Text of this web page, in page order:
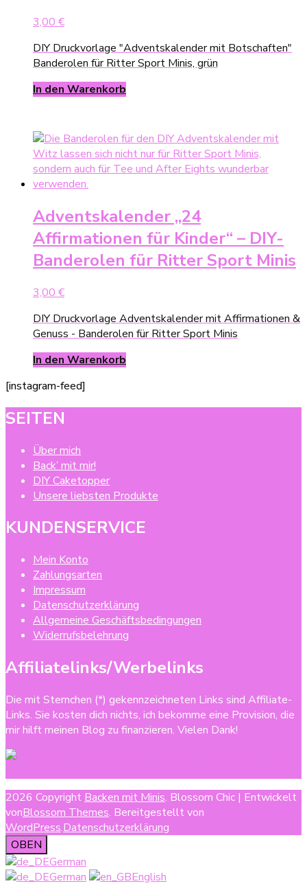
3,00 €
DIY Druckvorlage "Adventskalender mit Botschaften"
Banderolen für Ritter Sport Minis, grün
In den Warenkorb
Adventskalender „24
Affirmationen für Kinder“ – DIY-
Banderolen für Ritter Sport Minis
3,00 €
DIY Druckvorlage Adventskalender mit Affirmationen &
Genuss - Banderolen für Ritter Sport Minis
In den Warenkorb
[instagram-feed]
SEITEN
Über mich
Back’ mit mir!
DIY Caketopper
Unsere liebsten Produkte
KUNDENSERVICE
Mein Konto
Zahlungsarten
Impressum
Datenschutzerklärung
Allgemeine Geschäftsbedingungen
Widerrufsbelehrung
Affiliatelinks/Werbelinks
Die mit Sternchen (*) gekennzeichneten Links sind Affiliate-
Links. Sie kosten dich nichts, ich bekomme eine Provision, die
mir hilft meinen Blog zu finanzieren. Vielen Dank!
2026 Copyright Backen mit Minis. Blossom Chic | Entwickelt
vonBlossom Themes. Bereitgestellt von
WordPress.Datenschutzerklärung
OBEN
German
German
English